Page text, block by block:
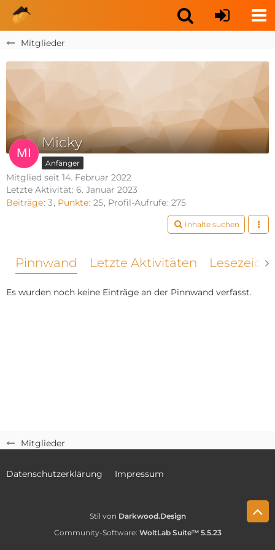
Mitglieder
Mitglieder
Micky
Anfänger
Mitglied seit 14. Februar 2022
Letzte Aktivität: 6. Januar 2023
Beiträge 3 Punkte 25 Profil-Aufrufe 275
Inhalte suchen
Pinnwand Letzte Aktivitäten
Es wurden noch keine Einträge an der Pinnwand verfasst.
Datenschutzerklärung Impressum
Stil von Darkwood.Design
Community-Software: WoltLab Suite™ 5.5.23